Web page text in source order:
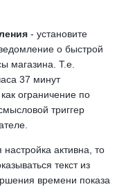
- установите
о быстрой
магазина. Т.е.
37 минут
ограничение по
триггер
активна, то
текст из
времени показа